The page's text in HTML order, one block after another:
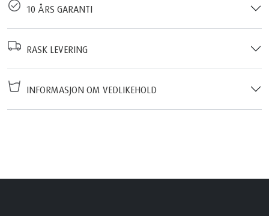
10 ÅRS GARANTI
RASK LEVERING
INFORMASJON OM VEDLIKEHOLD